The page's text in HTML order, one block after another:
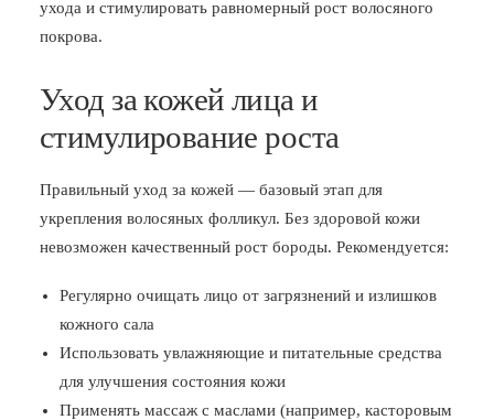
ухода и стимулировать равномерный рост волосяного
покрова.
Уход за кожей лица и
стимулирование роста
Правильный уход за кожей — базовый этап для
укрепления волосяных фолликул. Без здоровой кожи
невозможен качественный рост бороды. Рекомендуется:
Регулярно очищать лицо от загрязнений и излишков
кожного сала
Использовать увлажняющие и питательные средства
для улучшения состояния кожи
Применять массаж с маслами (например, касторовым